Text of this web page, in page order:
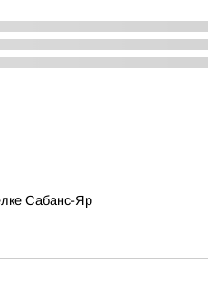
Сабанс-Яр